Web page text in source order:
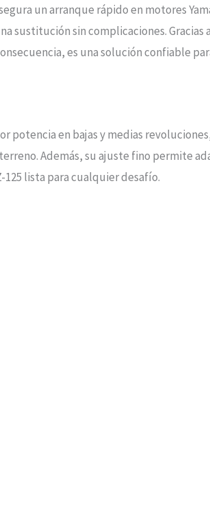
un arranque rápido en motores
sustitución sin complicaciones.
es una solución confiable
potencia en bajas y medias
Además, su ajuste fino permite
lista para cualquier desafío.